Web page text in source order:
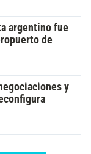
argentino fue
de
y